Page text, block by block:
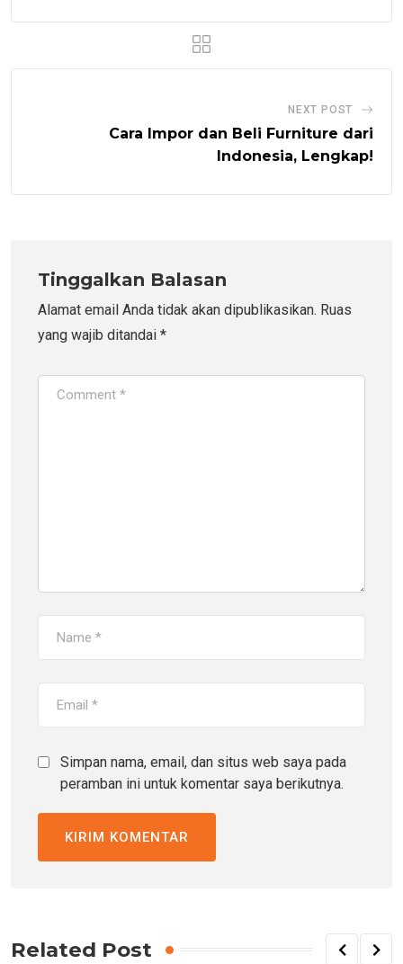
NEXT POST
Cara Impor dan Beli Furniture dari
Indonesia, Lengkap!
Tinggalkan Balasan
Alamat email Anda tidak akan dipublikasikan. Ruas
yang wajib ditandai *
Simpan nama, email, dan situs web saya pada
peramban ini untuk komentar saya berikutnya.
Related Post